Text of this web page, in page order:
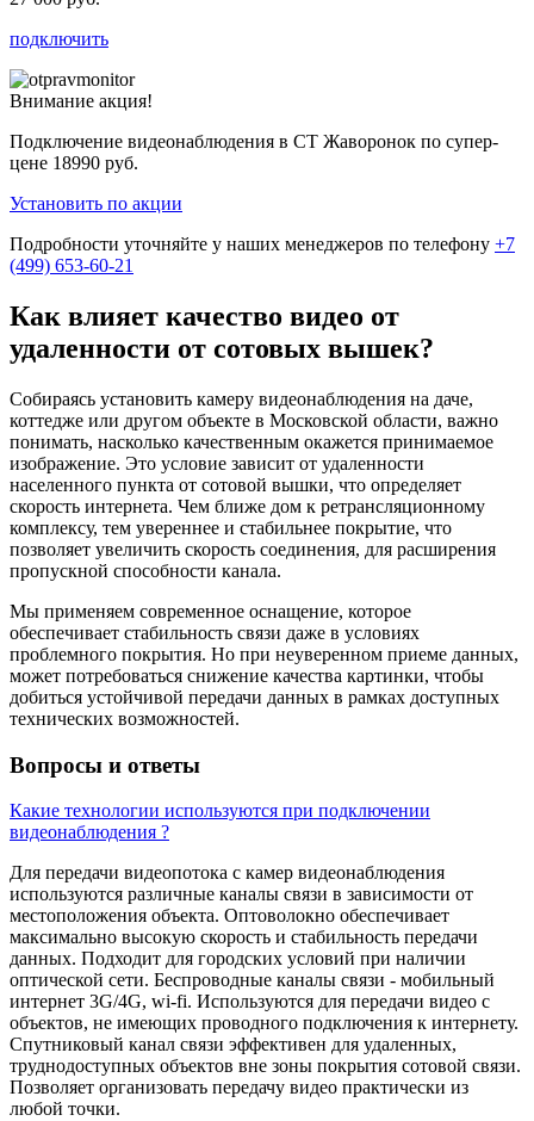
подключить
Внимание акция!
Подключение видеонаблюдения в СТ Жаворонок по супер-
цене 18990 руб.
Установить по акции
Подробности уточняйте у наших менеджеров по телефону +7
(499) 653-60-21
Как влияет качество видео от
удаленности от сотовых вышек?
Собираясь установить камеру видеонаблюдения на даче,
коттедже или другом объекте в Московской области, важно
понимать, насколько качественным окажется принимаемое
изображение. Это условие зависит от удаленности
населенного пункта от сотовой вышки, что определяет
скорость интернета. Чем ближе дом к ретрансляционному
комплексу, тем увереннее и стабильнее покрытие, что
позволяет увеличить скорость соединения, для расширения
пропускной способности канала.
Мы применяем современное оснащение, которое
обеспечивает стабильность связи даже в условиях
проблемного покрытия. Но при неуверенном приеме данных,
может потребоваться снижение качества картинки, чтобы
добиться устойчивой передачи данных в рамках доступных
технических возможностей.
Вопросы и ответы
Какие технологии используются при подключении
видеонаблюдения ?
Для передачи видеопотока с камер видеонаблюдения
используются различные каналы связи в зависимости от
местоположения объекта. Оптоволокно обеспечивает
максимально высокую скорость и стабильность передачи
данных. Подходит для городских условий при наличии
оптической сети. Беспроводные каналы связи - мобильный
интернет 3G/4G, wi-fi. Используются для передачи видео с
объектов, не имеющих проводного подключения к интернету.
Спутниковый канал связи эффективен для удаленных,
труднодоступных объектов вне зоны покрытия сотовой связи.
Позволяет организовать передачу видео практически из
любой точки.